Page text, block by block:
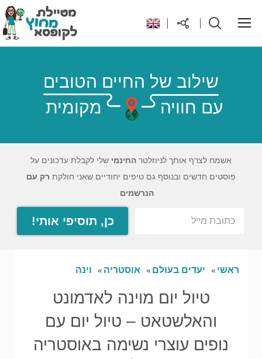
יעדים בעולם
טיפים והנחות לטיול
אודות
שילוב של החיים הטובים
עם חוויה
מקומית
אשמח לצרף אותך לניוזלטר החינמי שלי לקבלת עדכונים על
פוסטים חדשים ובנוסף גם טיפים יחודיים שאני חולקת רק עם
הנרשמים
כן, תוסיפי אותי!
ראשי יעדים בעולם אוסטריה וינה
טיול יום מוינה לאדמונט
והאלשטאט – טיול יום עם
נופים עוצרי נשימה באוסטריה